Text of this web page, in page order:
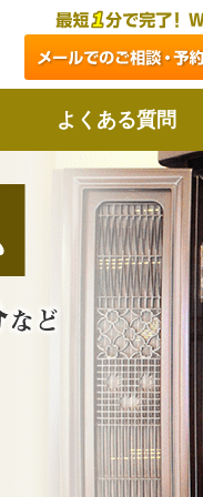
よくある質問